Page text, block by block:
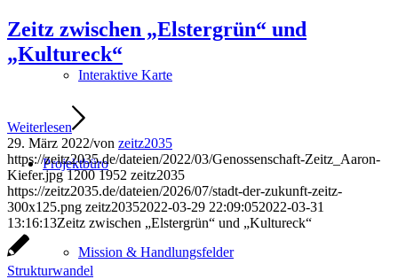
Interaktive Karte
Projektbüro
Mission & Handlungsfelder
Zeitz zwischen „Elstergrün“ und
„Kultureck“
Weiterlesen
29. März 2022/von zeitz2035
https://zeitz2035.de/dateien/2022/03/Genossenschaft-Zeitz_Aaron-
Kiefer.jpg 1200 1952 zeitz2035
https://zeitz2035.de/dateien/2026/07/stadt-der-zukunft-zeitz-
300x125.png zeitz20352022-03-29 22:09:052022-03-31
13:16:13Zeitz zwischen „Elstergrün“ und „Kultureck“
Strukturwandel